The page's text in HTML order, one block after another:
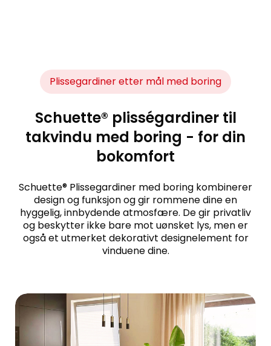
Plissegardiner etter mål med boring
Schuette® plisségardiner til
takvindu med boring - for din
bokomfort
Schuette® Plissegardiner med boring kombinerer
design og funksjon og gir rommene dine en
hyggelig, innbydende atmosfære. De gir privatliv
og beskytter ikke bare mot uønsket lys, men er
også et utmerket dekorativt designelement for
vinduene dine.